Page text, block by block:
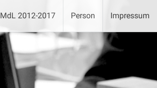
MdL 2012-2017 Person Impressum